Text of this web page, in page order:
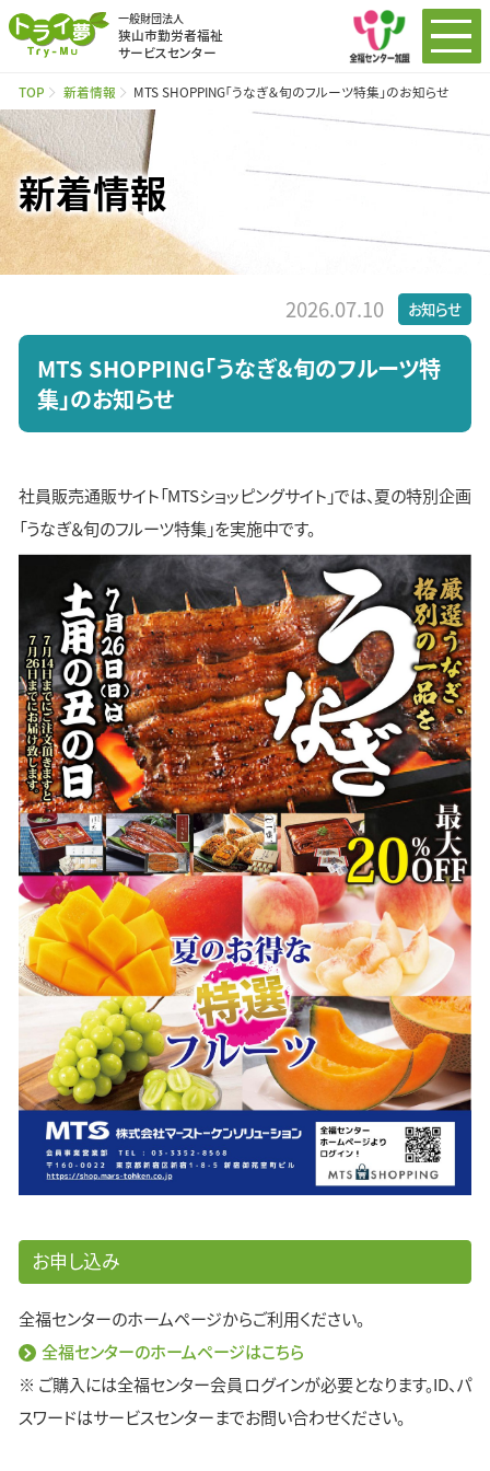
一般財団法人
狭山市勤労者福祉
サービスセンター
TOP 新着情報 MTS SHOPPING「うなぎ＆旬のフルーツ特集」のお知らせ
新着情報
2026.07.10 お知らせ
MTS SHOPPING「うなぎ＆旬のフルーツ特
集」のお知らせ
社員販売通販サイト「MTSショッピングサイト」では、夏の特別企画
「うなぎ＆旬のフルーツ特集」を実施中です。
お申し込み
全福センターのホームページからご利用ください。
全福センターのホームページはこちら
※ ご購入には全福センター会員ログインが必要となります。ID、パ
スワードはサービスセンターまでお問い合わせください。